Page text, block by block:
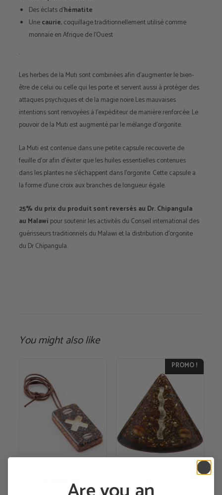
Des éclats d’hématite
Unecaurie, coquillage traditionnellement utilisé comme
monnaie en Afrique de l’Ouest
.
Les herbes de la Muti sont combinées afin d’augmenter le bien-
être de celui ou celle qui les porte et servent aussi à protéger des
attaques psychiques et de la magie noire Les mauvaises
intentions sont renvoyées à l’expéditeur de manière renforcée. Le
pouvoir de la Muti est augmenté par le mélange d’orgonite.
La Muti est contenue dans une petite capsule recouverte de
feuille d’or afin d’éviter que les huiles essentielles contenues
dans les plantes ne s’échappent dans l’orgonite. Cette capsule a
la forme d’une croix aux branches de longueur égale.
25% du prix du produit sont reversés au Dr. Chipangula
au Malawi pour soutenir les activités du Conseil international des
guérisseurs traditionnels du Malawi et la distribution d’orgonite
du Dr Chipangula.
You might also like
Pendentif Muti L
PROMO !